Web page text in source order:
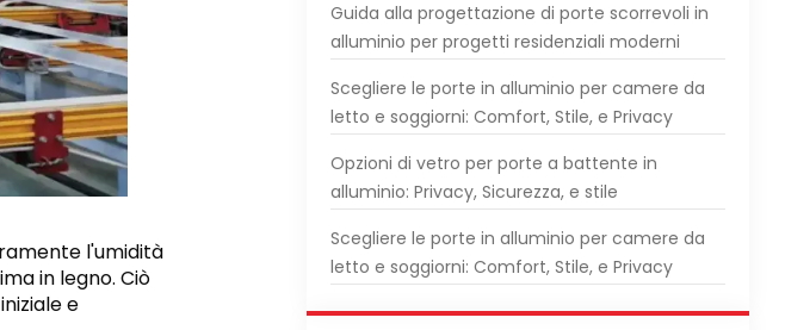
l'umidità
in legno. Ciò
e
Guida alla progettazione di porte scorrevoli in
alluminio per progetti residenziali moderni
Scegliere le porte in alluminio per camere da
letto e soggiorni: Comfort, Stile, e Privacy
Opzioni di vetro per porte a battente in
alluminio: Privacy, Sicurezza, e stile
Scegliere le porte in alluminio per camere da
letto e soggiorni: Comfort, Stile, e Privacy